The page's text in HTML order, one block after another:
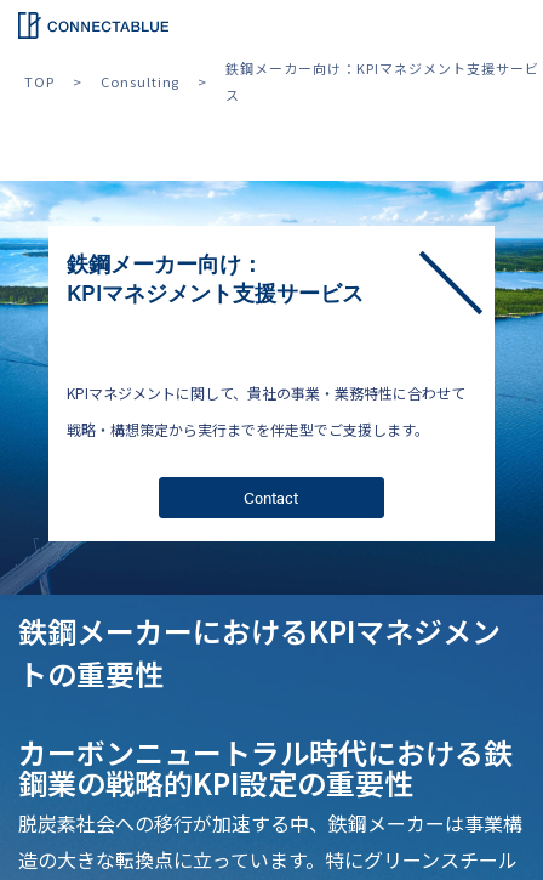
TOP Consulting
鉄鋼メーカー向け：KPIマネジメント支援サービ
ス
鉄鋼メーカー向け：
KPIマネジメント支援サービス
KPIマネジメントに関して、貴社の事業・業務特性に合わせて
戦略・構想策定から実行までを伴走型でご支援します。
Contact
鉄鋼メーカーにおけるKPIマネジメン
トの重要性
カーボンニュートラル時代における鉄
鋼業の戦略的KPI設定の重要性
脱炭素社会への移行が加速する中、鉄鋼メーカーは事業構
造の大きな転換点に立っています。特にグリーンスチール